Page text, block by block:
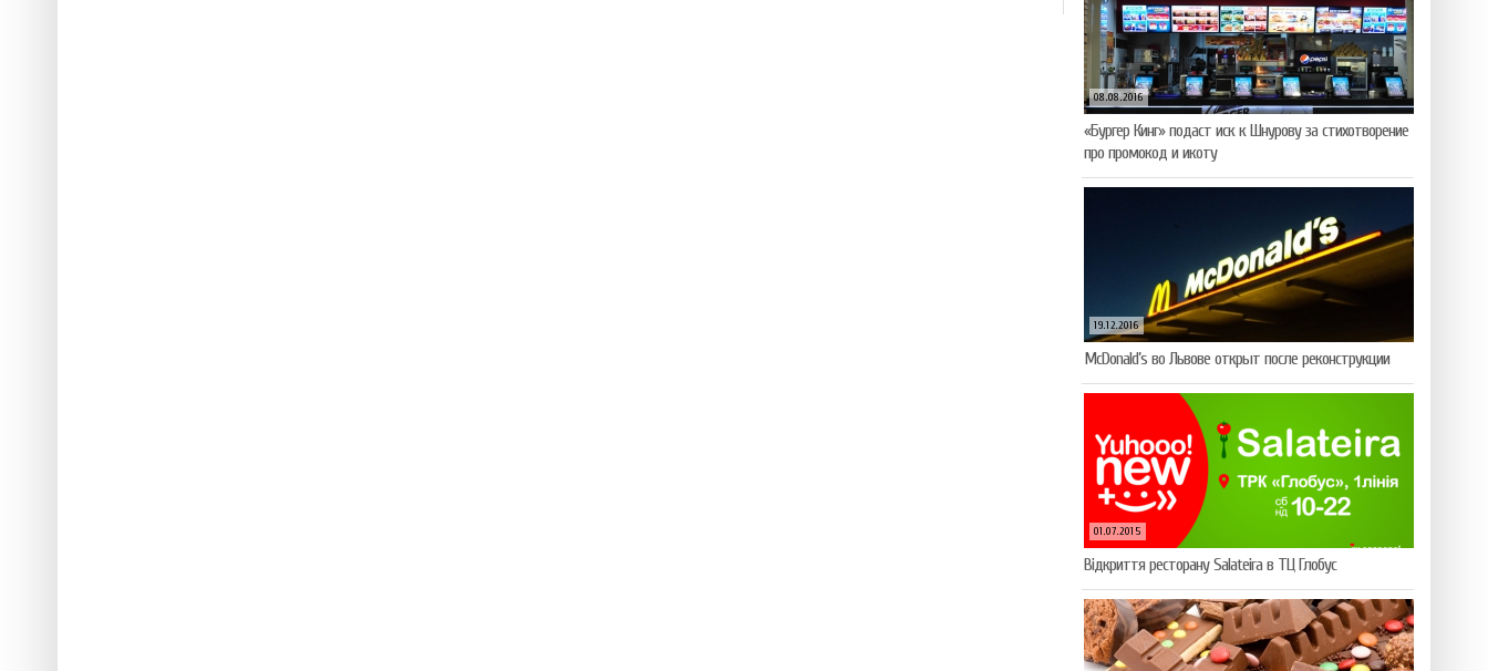
08.08.2016
«Бургер Кинг» подаст иск к Шнурову за стихотворение
про промокод и икоту
19.12.2016
McDonald’s во Львове открыт после реконструкции
01.07.2015
Відкриття ресторану Salateirа в ТЦ Глобус